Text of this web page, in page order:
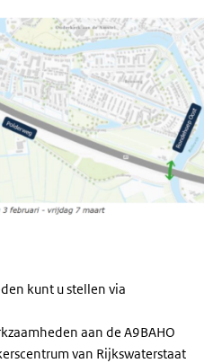
kunt u stellen via
aan de A9BAHO
van Rijkswaterstaat